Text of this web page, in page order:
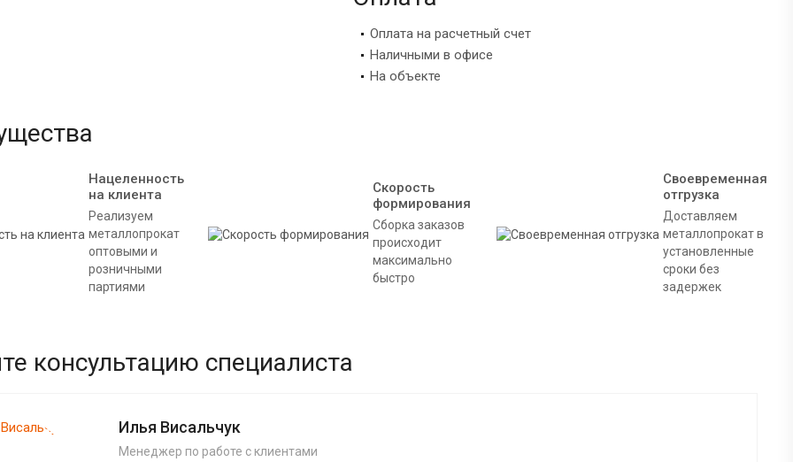
Оплата на расчетный счет
Наличными в офисе
На объекте
Нацеленность
на клиента
Реализуем
металлопрокат
оптовыми и
розничными
партиями
Скорость
формирования
Сборка заказов
происходит
максимально
быстро
Своевременная
отгрузка
Доставляем
металлопрокат в
установленные
сроки без
задержек
консультацию специалиста
Илья Висальчук
Менеджер по работе с клиентами